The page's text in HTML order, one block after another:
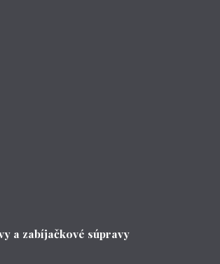
a zabíjačkové súpravy